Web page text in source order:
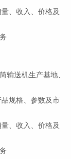
、收入、价格及
送机生产基地、
规格、参数及市
、收入、价格及